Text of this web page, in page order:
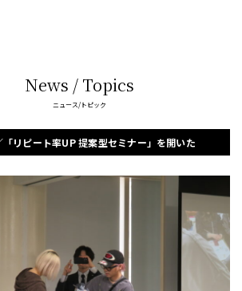
News / Topics
ニュース/トピック
リピート率UP 提案型セミナー」を開いた